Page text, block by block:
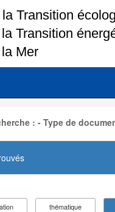
: - Type de
thématique